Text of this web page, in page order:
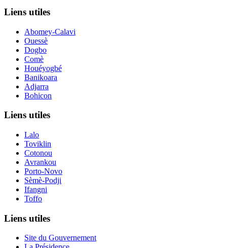
Liens utiles
Abomey-Calavi
Ouessè
Dogbo
Comè
Houéyogbé
Banikoara
Adjarra
Bohicon
Liens utiles
Lalo
Toviklin
Cotonou
Avrankou
Porto-Novo
Sèmè-Podji
Ifangni
Toffo
Liens utiles
Site du Gouvernement